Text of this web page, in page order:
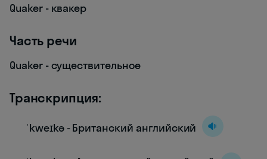
Quaker - квакер
Часть речи
Quaker - существительное
Транскрипция:
ˈkweɪkə - Британский английский